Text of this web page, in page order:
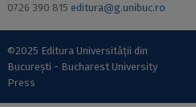
0726 390 815 editura@g.unibuc.ro
©2025 Editura Universității din
București - Bucharest University
Press